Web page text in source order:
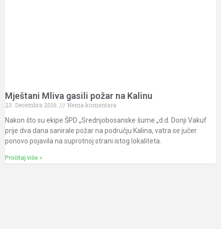
Mještani Mliva gasili požar na Kalinu
23. Decembra 2016.
Nema komentara
Nakon što su ekipe ŠPD „Srednjobosanske šume „d.d. Donji Vakuf
prije dva dana sanirale požar na području Kalina, vatra se jučer
ponovo pojavila na suprotnoj strani istog lokaliteta.
Pročitaj više »